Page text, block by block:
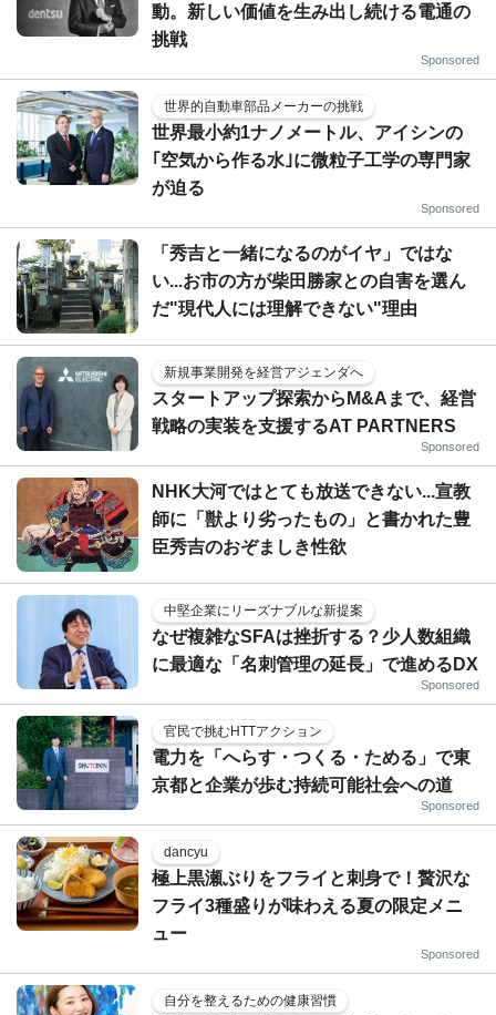
動。新しい価値を生み出し続ける電通の
挑戦
Sponsored
世界的自動車部品メーカーの挑戦
世界最小約1ナノメートル、アイシンの
｢空気から作る水｣に微粒子工学の専門家
が迫る
Sponsored
「秀吉と一緒になるのがイヤ」ではな
い...お市の方が柴田勝家との自害を選ん
だ"現代人には理解できない"理由
新規事業開発を経営アジェンダへ
スタートアップ探索からM&Aまで、経営
戦略の実装を支援するAT PARTNERS
Sponsored
NHK大河ではとても放送できない...宣教
師に「獣より劣ったもの」と書かれた豊
臣秀吉のおぞましき性欲
中堅企業にリーズナブルな新提案
なぜ複雑なSFAは挫折する？少人数組織
に最適な「名刺管理の延長」で進めるDX
Sponsored
官民で挑むHTTアクション
電力を「へらす・つくる・ためる」で東
京都と企業が歩む持続可能社会への道
Sponsored
dancyu
極上黒瀬ぶりをフライと刺身で！贅沢な
フライ3種盛りが味わえる夏の限定メニ
ュー
Sponsored
自分を整えるための健康習慣